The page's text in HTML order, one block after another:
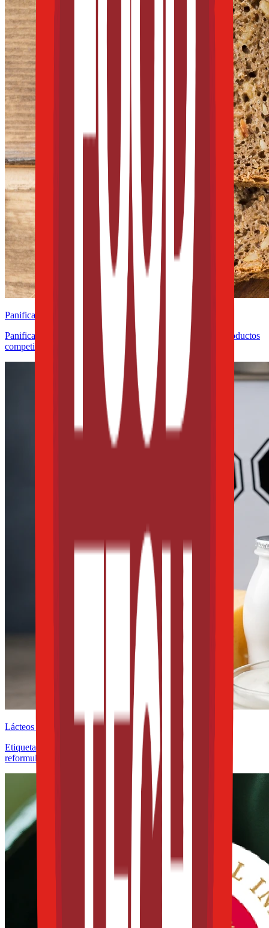
Panificación y snacks
Panificación sin gluten: los retos técnicos para desarrollar productos
competitivos en México y Latinoamérica
Lácteos y derivados
Etiquetado frontal y QR en lácteos: cómo cambia el reto de
reformulación